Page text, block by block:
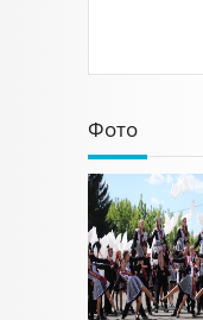
Фото